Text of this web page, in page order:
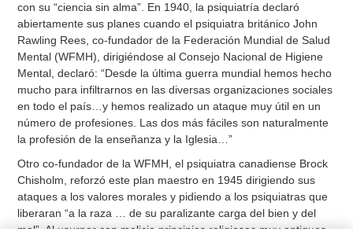
con su “ciencia sin alma”. En 1940, la psiquiatría declaró
abiertamente sus planes cuando el psiquiatra británico John
Rawling Rees, co-fundador de la Federación Mundial de Salud
Mental (WFMH), dirigiéndose al Consejo Nacional de Higiene
Mental, declaró: “Desde la última guerra mundial hemos hecho
mucho para infiltrarnos en las diversas organizaciones sociales
en todo el país…y hemos realizado un ataque muy útil en un
número de profesiones. Las dos más fáciles son naturalmente
la profesión de la enseñanza y la Iglesia…”
Otro co-fundador de la WFMH, el psiquiatra canadiense Brock
Chisholm, reforzó este plan maestro en 1945 dirigiendo sus
ataques a los valores morales y pidiendo a los psiquiatras que
liberaran “a la raza … de su paralizante carga del bien y del
mal”. Al usurpar con malicia principios religiosos muy antiguos,